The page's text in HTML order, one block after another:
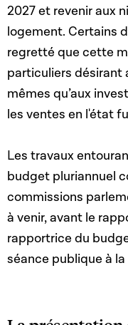
2027 et revenir aux
logement. Certains
regretté que cette
particuliers désirant
mêmes qu’aux
les ventes en l'état
Les travaux
budget pluriannuel
commissions
à venir, avant le
rapportrice du
séance publique à